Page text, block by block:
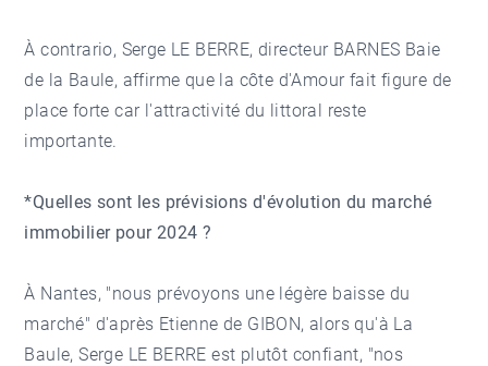
À contrario, Serge LE BERRE, directeur BARNES Baie
de la Baule, affirme que la côte d'Amour fait figure de
place forte car l'attractivité du littoral reste
importante.
*Quelles sont les prévisions d'évolution du marché
immobilier pour 2024 ?
À Nantes, "nous prévoyons une légère baisse du
marché" d'après Etienne de GIBON, alors qu'à La
Baule, Serge LE BERRE est plutôt confiant, "nos